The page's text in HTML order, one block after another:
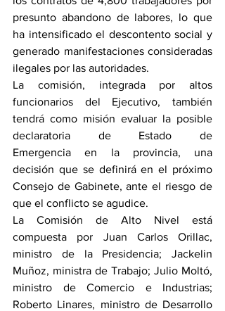
presunto abandono de labores, lo que
ha intensificado el descontento social y
generado manifestaciones consideradas
ilegales por las autoridades.
La comisión, integrada por altos
funcionarios del Ejecutivo, también
tendrá como misión evaluar la posible
declaratoria de Estado de
Emergencia en la provincia, una
decisión que se definirá en el próximo
Consejo de Gabinete, ante el riesgo de
que el conflicto se agudice.
La Comisión de Alto Nivel está
compuesta por Juan Carlos Orillac,
ministro de la Presidencia; Jackelin
Muñoz, ministra de Trabajo; Julio Moltó,
ministro de Comercio e Industrias;
Roberto Linares, ministro de Desarrollo